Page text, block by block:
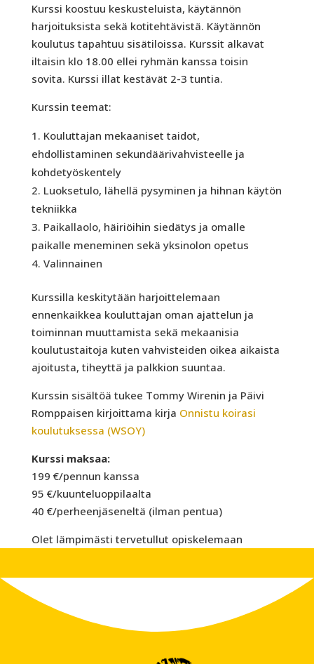
Kurssi koostuu keskusteluista, käytännön
harjoituksista sekä kotitehtävistä. Käytännön
koulutus tapahtuu sisätiloissa. Kurssit alkavat
iltaisin klo 18.00 ellei ryhmän kanssa toisin
sovita. Kurssi illat kestävät 2-3 tuntia.
Kurssin teemat:
Kouluttajan mekaaniset taidot,
ehdollistaminen sekundäärivahvisteelle ja
kohdetyöskentely
Luoksetulo, lähellä pysyminen ja hihnan käytön
tekniikka
Paikallaolo, häiriöihin siedätys ja omalle
paikalle meneminen sekä yksinolon opetus
Valinnainen
Kurssilla keskitytään harjoittelemaan
ennenkaikkea kouluttajan oman ajattelun ja
toiminnan muuttamista sekä mekaanisia
koulutustaitoja kuten vahvisteiden oikea aikaista
ajoitusta, tiheyttä ja palkkion suuntaa.
Kurssin sisältöä tukee Tommy Wirenin ja Päivi
Romppaisen kirjoittama kirja Onnistu koirasi
koulutuksessa (WSOY)
Kurssi maksaa:
199 €/pennun kanssa
95 €/kuunteluoppilaalta
40 €/perheenjäseneltä (ilman pentua)
Olet lämpimästi tervetullut opiskelemaan